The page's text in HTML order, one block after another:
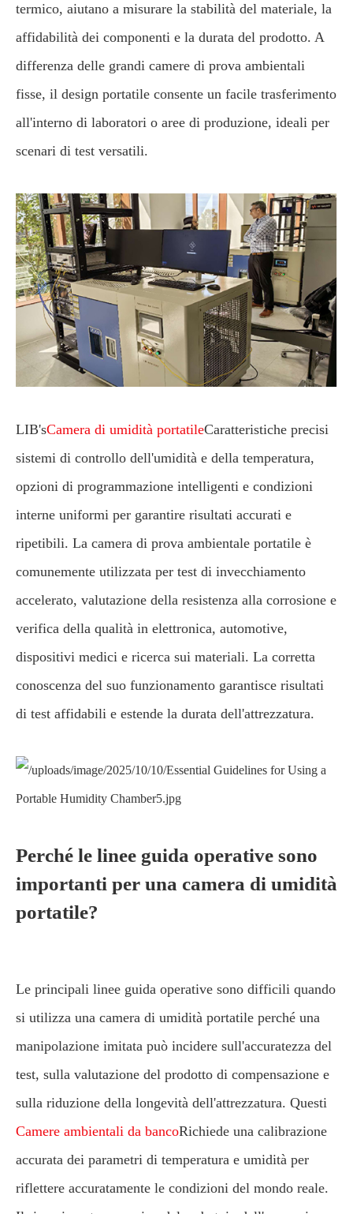
termico, aiutano a misurare la stabilità del materiale, la
affidabilità dei componenti e la durata del prodotto. A
differenza delle grandi camere di prova ambientali
fisse, il design portatile consente un facile trasferimento
all'interno di laboratori o aree di produzione, ideali per
scenari di test versatili.
LIB'sCamera di umidità portatileCaratteristiche precisi
sistemi di controllo dell'umidità e della temperatura,
opzioni di programmazione intelligenti e condizioni
interne uniformi per garantire risultati accurati e
ripetibili. La camera di prova ambientale portatile è
comunemente utilizzata per test di invecchiamento
accelerato, valutazione della resistenza alla corrosione e
verifica della qualità in elettronica, automotive,
dispositivi medici e ricerca sui materiali. La corretta
conoscenza del suo funzionamento garantisce risultati
di test affidabili e estende la durata dell'attrezzatura.
Perché le linee guida operative sono
importanti per una camera di umidità
portatile?
Le principali linee guida operative sono difficili quando
si utilizza una camera di umidità portatile perché una
manipolazione imitata può incidere sull'accuratezza del
test, sulla valutazione del prodotto di compensazione e
sulla riduzione della longevità dell'attrezzatura. Questi
Camere ambientali da bancoRichiede una calibrazione
accurata dei parametri di temperatura e umidità per
riflettere accuratamente le condizioni del mondo reale.